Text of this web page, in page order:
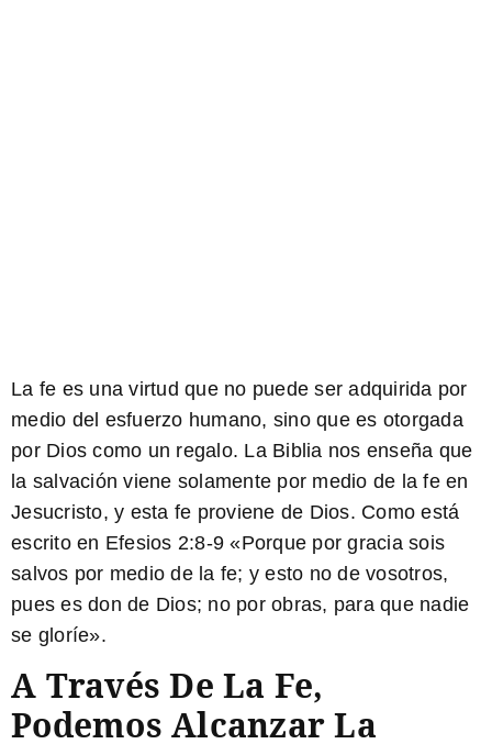
La fe es una virtud que no puede ser adquirida por
medio del esfuerzo humano, sino que es otorgada
por Dios como un regalo. La Biblia nos enseña que
la salvación viene solamente por medio de la fe en
Jesucristo, y esta fe proviene de Dios. Como está
escrito en Efesios 2:8-9 «Porque por gracia sois
salvos por medio de la fe; y esto no de vosotros,
pues es don de Dios; no por obras, para que nadie
se gloríe».
A Través De La Fe,
Podemos Alcanzar La